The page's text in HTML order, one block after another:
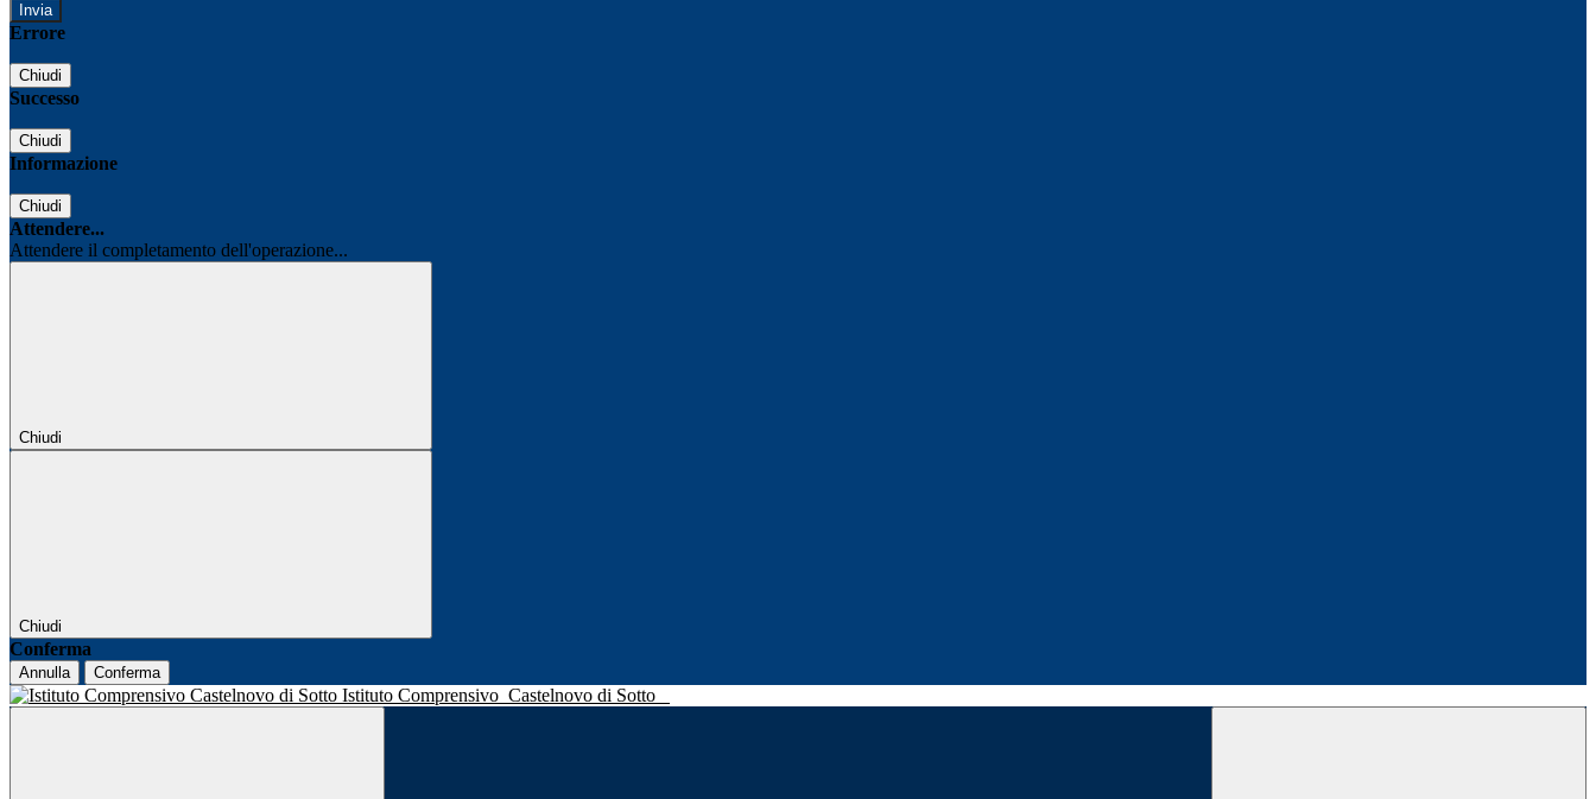
Errore
Chiudi
Successo
Chiudi
Informazione
Chiudi
Attendere...
Attendere il completamento dell'operazione...
Chiudi
Chiudi
Conferma
Annulla Conferma
Istituto Comprensivo Castelnovo di Sotto